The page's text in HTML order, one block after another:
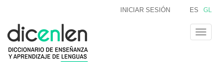
contido
principal
ES GL
INICIAR SESIÓN